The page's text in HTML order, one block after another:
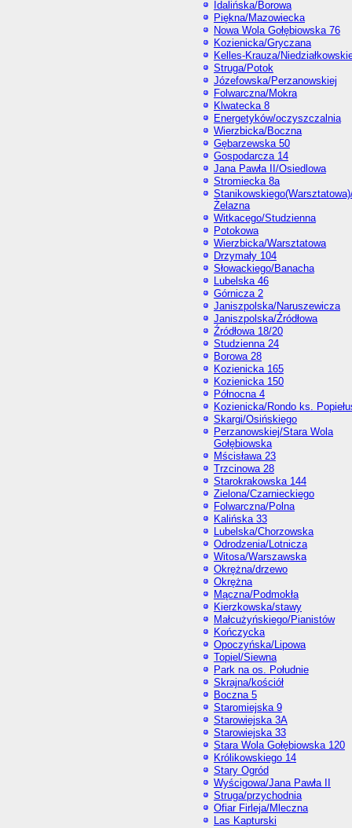
Idalińska/Borowa
Piękna/Mazowiecka
Nowa Wola Gołębiowska 76
Kozienicka/Gryczana
Kelles-Krauza/
Struga/Potok
Józefowska/Perzanowskiej
Folwarczna/Mokra
Klwatecka 8
Energetyków/oczyszczalnia
Wierzbicka/Boczna
Gębarzewska 50
Gospodarcza 14
Jana Pawła II/Osiedlowa
Stromiecka 8a
Żelazna
Witkacego/Studzienna
Potokowa
Wierzbicka/Warsztatowa
Drzymały 104
Słowackiego/Banacha
Lubelska 46
Górnicza 2
Janiszpolska/Naruszewicza
Janiszpolska/Źródłowa
Źródłowa 18/20
Studzienna 24
Borowa 28
Kozienicka 165
Kozienicka 150
Północna 4
Kozienicka/Rondo ks.
Skargi/Osińskiego
Perzanowskiej/Stara Wola
Gołębiowska
Mścisława 23
Trzcinowa 28
Starokrakowska 144
Zielona/Czarnieckiego
Folwarczna/Polna
Kalińska 33
Lubelska/Chorzowska
Odrodzenia/Lotnicza
Witosa/Warszawska
Okrężna/drzewo
Okrężna
Mączna/Podmokła
Kierzkowska/stawy
Małcużyńskiego/Pianistów
Kończycka
Opoczyńska/Lipowa
Topiel/Siewna
Park na os. Południe
Skrajna/kościół
Boczna 5
Staromiejska 9
Starowiejska 3A
Starowiejska 33
Stara Wola Gołębiowska 120
Królikowskiego 14
Stary Ogród
Wyścigowa/Jana Pawła II
Struga/przychodnia
Ofiar Firleja/Mleczna
Las Kapturski